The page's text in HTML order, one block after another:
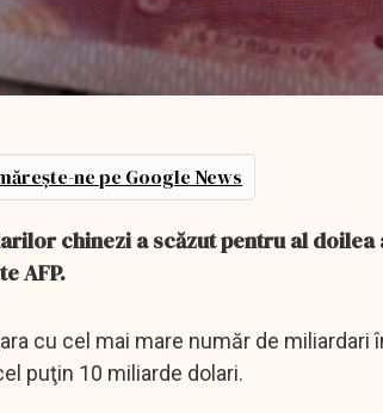
ne pe Google News
chinezi a scăzut pentru al doilea
AFP.
cu cel mai mare număr de miliardari
puţin 10 miliarde dolari.